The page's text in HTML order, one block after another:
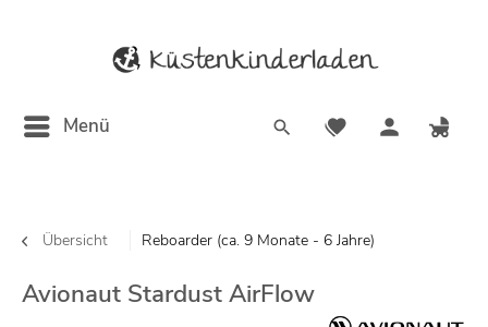
Menü
Übersicht Reboarder (ca. 9 Monate - 6 Jahre)
Avionaut Stardust AirFlow